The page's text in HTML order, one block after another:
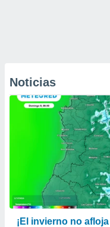
Noticias
¡El invierno no